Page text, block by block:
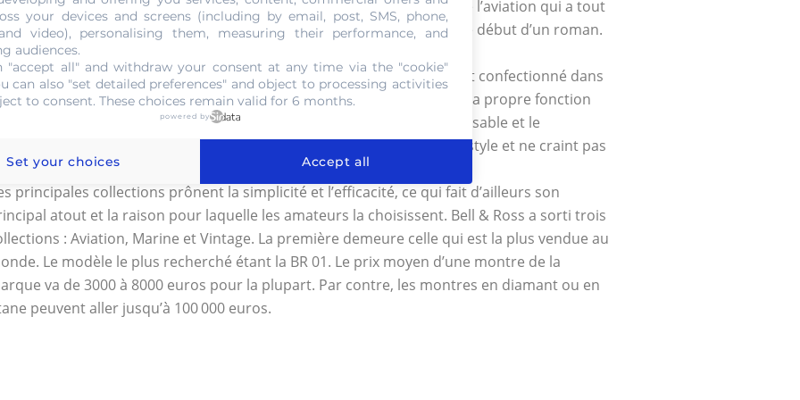
difficiles et périlleuses. Elle trouve sa source dans l’histoire de l’aviation qui a tout
suite fait la légende d’une complicité presque amoureuse qui signe le début d’un roman.
cette initiative peu commune qui a fait la notoriété de la marque.
maison Bell & Ross se démarque dans le souci perpétuel d’un produit confectionné dans
plus grands soins. Chaque détail de la montre a son propre sens et sa propre fonction
Ce principe part d’une philosophie qui allie l’essentiel, l’indispensable et le
De cette manière la marque reste intemporelle dans son style et ne craint pas
vagues de tendance.
principales collections prônent la simplicité et l’efficacité, ce qui fait d’ailleurs son
atout et la raison pour laquelle les amateurs la choisissent. Bell & Ross a sorti trois
: Aviation, Marine et Vintage. La première demeure celle qui est la plus vendue au
Le modèle le plus recherché étant la BR 01. Le prix moyen d’une montre de la
va de 3000 à 8000 euros pour la plupart. Par contre, les montres en diamant ou en
peuvent aller jusqu’à 100 000 euros.
your devices and screens (including by email, post, SMS, phone,
video), personalising them, measuring their performance, and
audiences.
"accept all" and withdraw your consent at any time via the "cookie"
can also "set detailed preferences" and object to processing activities
to consent. These choices remain valid for 6 months.
powered by
Set your choices Accept all